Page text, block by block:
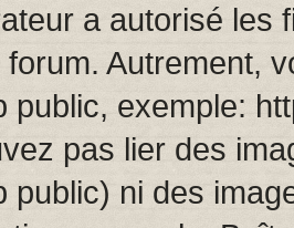
a autorisé
Autrement,
public, exemple:
pas lier des
public) ni des